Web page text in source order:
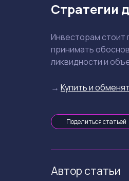
Стратегии
Инвесторам стоит
принимать
ликвидности и
→ Купить и
Поделиться статьей
Автор статьи